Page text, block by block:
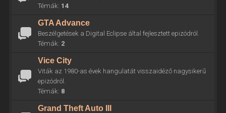
Témák: 14
GTA Advance
Beszélgetések a Digital Eclipse által fejlesztett epizódról.
Témák: 2
Vice City
Viták az 1980-as évek hangulatát visszaidéző nagysikerű
epizódról.
Témák: 8
Grand Theft Auto III